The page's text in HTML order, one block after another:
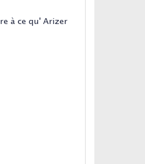
à ce qu' Arizer